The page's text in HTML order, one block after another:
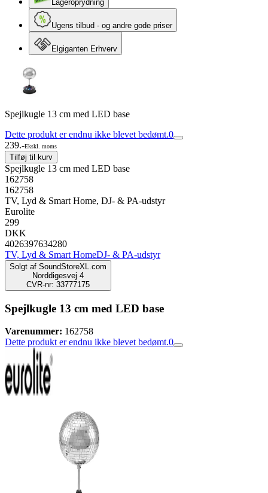
Lageroprydning
Ugens tilbud - og andre gode priser
Elgiganten Erhverv
Spejlkugle 13 cm med LED base
Dette produkt er endnu ikke blevet bedømt.0
239.-Ekskl. moms
Tilføj til kurv
Spejlkugle 13 cm med LED base
162758
162758
TV, Lyd & Smart Home, DJ- & PA-udstyr
Eurolite
299
DKK
4026397634280
TV, Lyd & Smart HomeDJ- & PA-udstyr
Solgt af SoundStoreXL.com
Norddigesvej 4
CVR-nr: 33777175
Spejlkugle 13 cm med LED base
Varenummer: 162758
Dette produkt er endnu ikke blevet bedømt.0